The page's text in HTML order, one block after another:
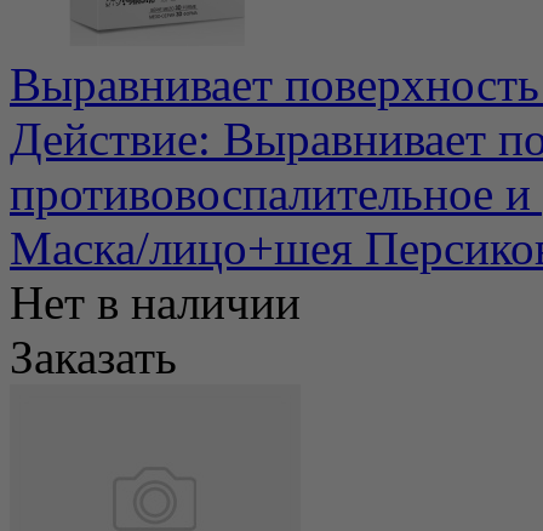
Выравнивает
Действие: Выравнивает
противовоспалительное и
Маска/лицо+шея
Нет в наличии
Заказать